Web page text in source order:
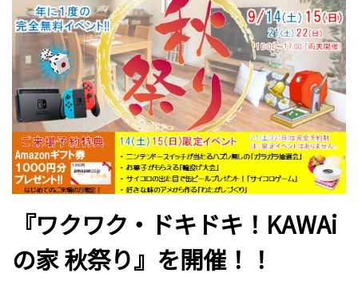
『ワクワク・ドキドキ！KAWAi
の家 秋祭り』を開催！！